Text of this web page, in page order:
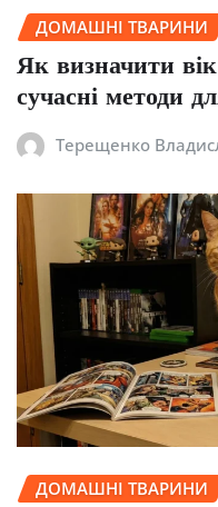
ДОМАШНІ ТВАРИНИ
Як визначити вік
сучасні методи
Терещенко
ДОМАШНІ ТВАРИНИ